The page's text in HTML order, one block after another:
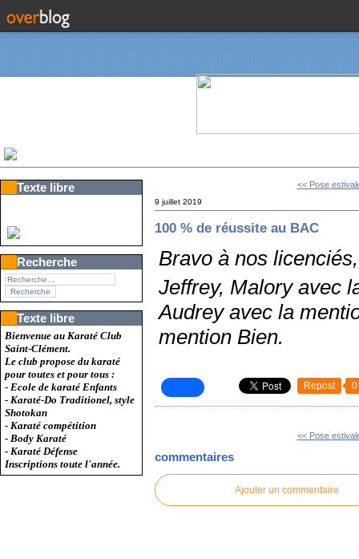
Texte libre
Recherche
Texte libre
Bienvenue au Karaté Club
Saint-Clément.
Le club propose du karaté
pour toutes et pour tous :
- Ecole de karaté Enfants
- Karaté-Do Traditionel, style
Shotokan
- Karaté compétition
- Body Karaté
- Karaté Défense
Inscriptions toute l'année.
<< Pose
9 juillet 2019
100 % de réussite au BAC
Bravo à nos
Jeffrey, Malory avec
Audrey avec la
mention Bien.
Repost 0
<< Pose
commentaires
Ajouter un commentaire